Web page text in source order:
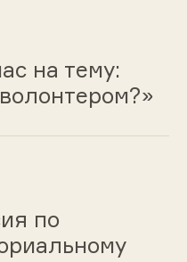
на тему:
по